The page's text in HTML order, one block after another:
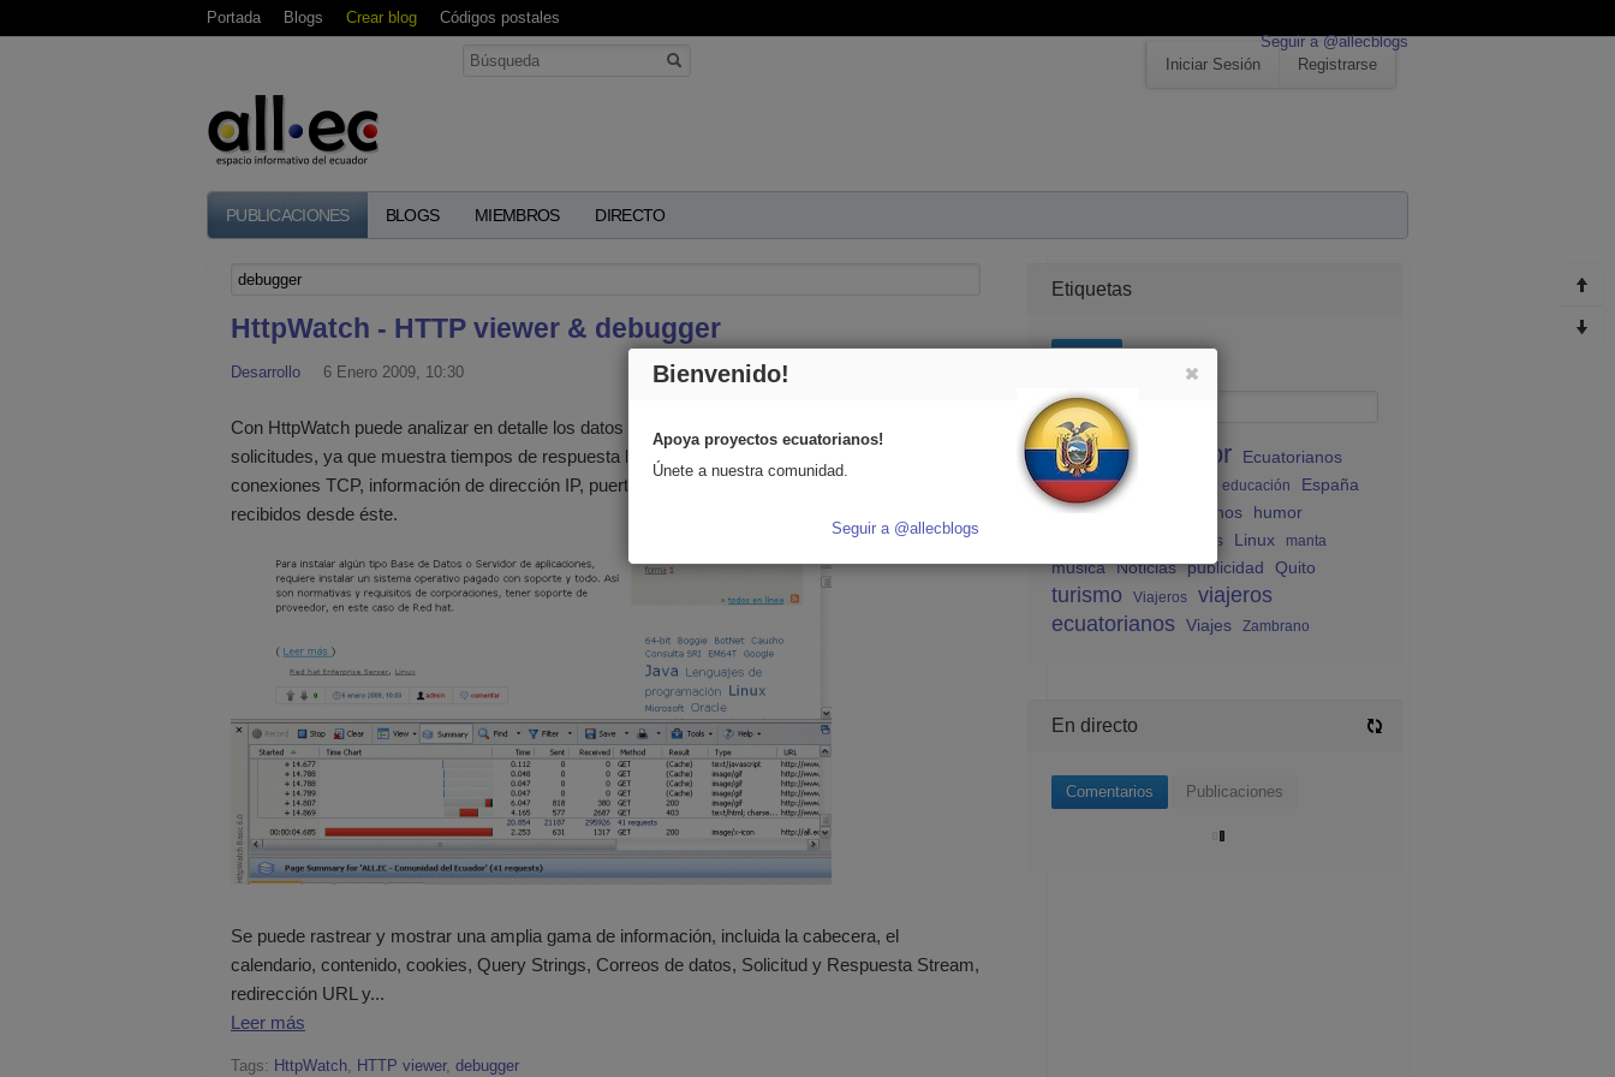
Portada Blogs Crear blog
Códigos postales
Seguir a @allecblogs
Iniciar Sesión
Registrarse
PUBLICACIONES BLOGS MIEMBROS DIRECTO
HttpWatch - HTTP viewer & debugger
Desarrollo 6 Enero 2009, 10:30
Con HttpWatch puede analizar en detalle los datos de rendimiento en el nivel de red de sus
solicitudes, ya que muestra tiempos de respuesta hasta el milisegundo, búsquedas DNS,
conexiones TCP, información de dirección IP, puertos y bytes enviados al explorador o
recibidos desde éste.
Se puede rastrear y mostrar una amplia gama de información, incluida la cabecera, el
calendario, contenido, cookies, Query Strings, Correos de datos, Solicitud y Respuesta Stream,
redirección URL y...
Leer más
Tags: HttpWatch, HTTP viewer, debugger
Etiquetas
creatividad Ecuador Ecuatorianos
ecuatorianos en España educación
España
estudiantes ecuatorianos
humor
leyendas ecuatorianas
Linux manta
musica Noticias publicidad Quito
turismo Viajeros
viajeros
ecuatorianos Viajes Zambrano
En directo
Comentarios Publicaciones
Bienvenido!
Apoya proyectos ecuatorianos!
Únete a nuestra comunidad.
Seguir a @allecblogs